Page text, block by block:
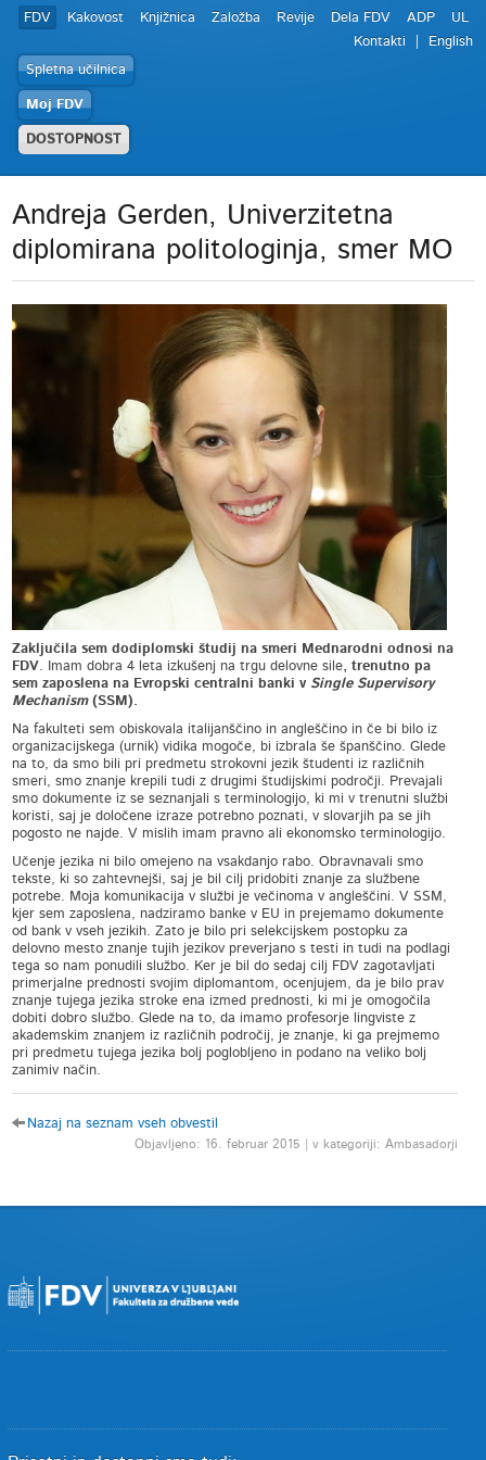
FDV Kakovost Knjižnica Založba Revije Dela FDV ADP
UL
Kontakti
English
Spletna učilnica
Moj FDV
DOSTOPNOST
Andreja Gerden, Univerzitetna
diplomirana politologinja, smer MO
Zaključila sem dodiplomski študij na smeri Mednarodni odnosi na
FDV. Imam dobra 4 leta izkušenj na trgu delovne sile, trenutno pa
sem zaposlena na Evropski centralni banki v Single Supervisory
Mechanism(SSM).
Na fakulteti sem obiskovala italijanščino in angleščino in če bi bilo iz
organizacijskega (urnik) vidika mogoče, bi izbrala še španščino. Glede
na to, da smo bili pri predmetu strokovni jezik študenti iz različnih
smeri, smo znanje krepili tudi z drugimi študijskimi področji. Prevajali
smo dokumente iz se seznanjali s terminologijo, ki mi v trenutni službi
koristi, saj je določene izraze potrebno poznati, v slovarjih pa se jih
pogosto ne najde. V mislih imam pravno ali ekonomsko terminologijo.
Učenje jezika ni bilo omejeno na vsakdanjo rabo. Obravnavali smo
tekste, ki so zahtevnejši, saj je bil cilj pridobiti znanje za službene
potrebe. Moja komunikacija v službi je večinoma v angleščini. V SSM,
kjer sem zaposlena, nadziramo banke v EU in prejemamo dokumente
od bank v vseh jezikih. Zato je bilo pri selekcijskem postopku za
delovno mesto znanje tujih jezikov preverjano s testi in tudi na podlagi
tega so nam ponudili službo. Ker je bil do sedaj cilj FDV zagotavljati
primerjalne prednosti svojim diplomantom, ocenjujem, da je bilo prav
znanje tujega jezika stroke ena izmed prednosti, ki mi je omogočila
dobiti dobro službo. Glede na to, da imamo profesorje lingviste z
akademskim znanjem iz različnih področij, je znanje, ki ga prejmemo
pri predmetu tujega jezika bolj poglobljeno in podano na veliko bolj
zanimiv način.
Nazaj na seznam vseh obvestil
Objavljeno: 16. februar 2015 | v kategoriji: Ambasadorji